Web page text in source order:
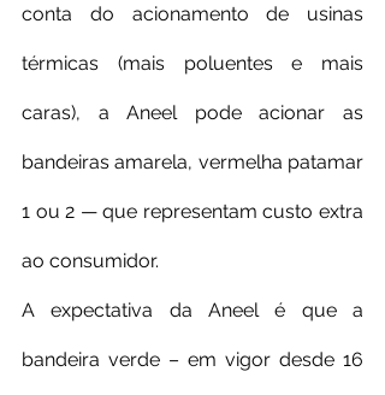
conta do acionamento de usinas
térmicas (mais poluentes e mais
caras), a Aneel pode acionar as
bandeiras amarela, vermelha patamar
1 ou 2 — que representam custo extra
ao consumidor.
A expectativa da Aneel é que a
bandeira verde – em vigor desde 16